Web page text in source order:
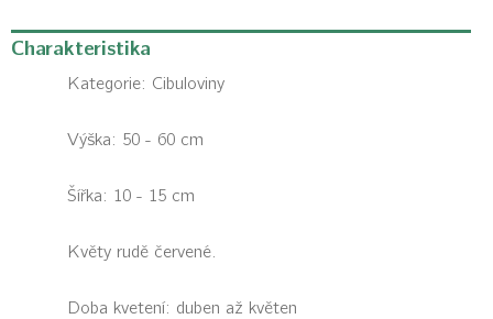
Charakteristika
Kategorie: Cibuloviny
Výška: 50 - 60 cm
Šířka: 10 - 15 cm
Květy rudě červené.
Doba kvetení: duben až květen